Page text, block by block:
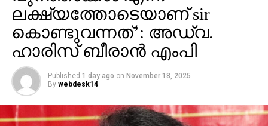
നവംബര്‍ 27ന് തീയേറ്ററുകളില്‍ റിലീസ് ചെയ്യും.
ലക്ഷ്യത്തോടെയാണ് sir
കൊണ്ടുവന്നത്’: അഡ്വ.
ഹാരിസ് ബീരാൻ എംപി
Published 1 day ago on November 18, 2025
By webdesk14